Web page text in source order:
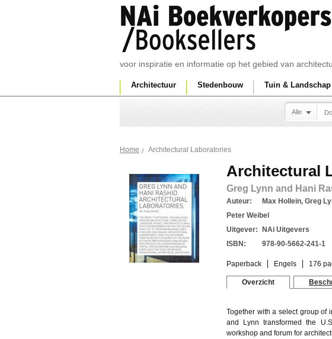
voor inspiratie en informatie op het gebied van
Architectuur Stedenbouw Tuin & Landschap
Alle
Home Architectural Laboratories
Architectural
Greg Lynn and Hani
Auteur:
Max Hollein, Greg
Peter Weibel
Uitgever:
NAi Uitgevers
ISBN:
978-90-5662-241-1
Paperback Engels 176
Overzicht
Together with a select group of
and Lynn transformed the
workshop and forum for